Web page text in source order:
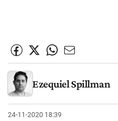
Ezequiel Spillman
24-11-2020 18:39